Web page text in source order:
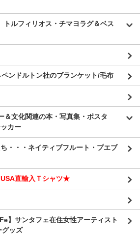
ルフィリオス・チマヨラグ＆ベス
ンドルトン社のブランケット/毛布
＆文化関連の本・写真集・ポスタ
カー
・・・ネイティブフルート・プエブ
直輸入Ｔシャツ★
】サンタフェ在住女性アーティスト
グッズ